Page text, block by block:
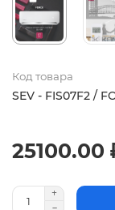
Код товара
SEV - FIS07F2 /
25100.00